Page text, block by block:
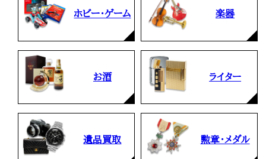
ホビー・ゲーム 楽器
お酒 ライター
遺品買取 勲章・メダル